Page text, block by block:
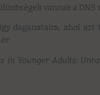
vannak a
daganataira, ahol
in Younger Adults: